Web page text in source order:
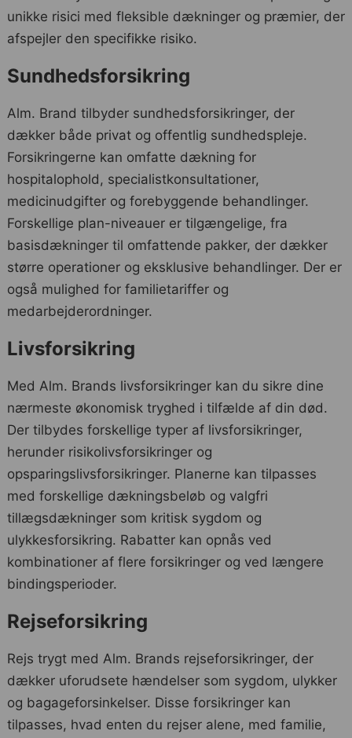
unikke risici med fleksible dækninger og præmier, der
afspejler den specifikke risiko.
Sundhedsforsikring
Alm. Brand tilbyder sundhedsforsikringer, der
dækker både privat og offentlig sundhedspleje.
Forsikringerne kan omfatte dækning for
hospitalophold, specialistkonsultationer,
medicinudgifter og forebyggende behandlinger.
Forskellige plan-niveauer er tilgængelige, fra
basisdækninger til omfattende pakker, der dækker
større operationer og eksklusive behandlinger. Der er
også mulighed for familietariffer og
medarbejderordninger.
Livsforsikring
Med Alm. Brands livsforsikringer kan du sikre dine
nærmeste økonomisk tryghed i tilfælde af din død.
Der tilbydes forskellige typer af livsforsikringer,
herunder risikolivsforsikringer og
opsparingslivsforsikringer. Planerne kan tilpasses
med forskellige dækningsbeløb og valgfri
tillægsdækninger som kritisk sygdom og
ulykkesforsikring. Rabatter kan opnås ved
kombinationer af flere forsikringer og ved længere
bindingsperioder.
Rejseforsikring
Rejs trygt med Alm. Brands rejseforsikringer, der
dækker uforudsete hændelser som sygdom, ulykker
og bagageforsinkelser. Disse forsikringer kan
tilpasses, hvad enten du rejser alene, med familie,